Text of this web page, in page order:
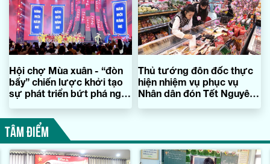
Hội chợ Mùa xuân - “đòn
bẩy” chiến lược khởi tạo
sự phát triển bứt phá ngay
Thủ tướng đôn đốc thực
hiện nhiệm vụ phục vụ
Nhân dân đón Tết Nguyên
TÂM ĐIỂM